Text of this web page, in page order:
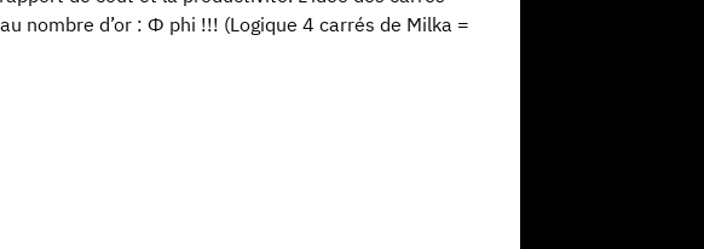
nombre d’or : Ф phi !!! (Logique 4 carrés de Milka =